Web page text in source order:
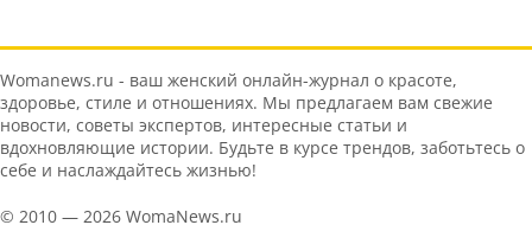
Womanews.ru - ваш женский онлайн-журнал о красоте,
здоровье, стиле и отношениях. Мы предлагаем вам свежие
новости, советы экспертов, интересные статьи и
вдохновляющие истории. Будьте в курсе трендов, заботьтесь о
себе и наслаждайтесь жизнью!
© 2010 — 2026 WomaNews.ru